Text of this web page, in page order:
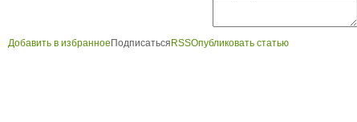
Добавить в избранное Подписаться RSSОпубликовать статью